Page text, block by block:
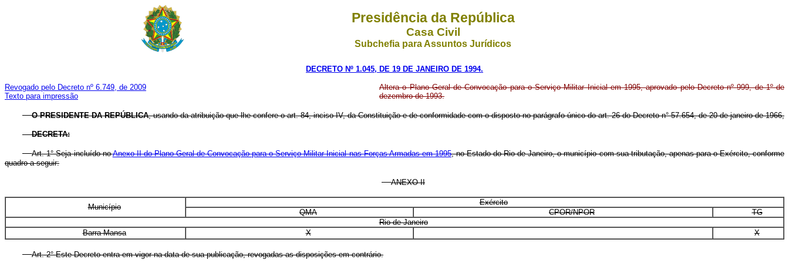
Presidência da República
Casa Civil
Subchefia para Assuntos Jurídicos
DECRETO Nº 1.045, DE 19 DE JANEIRO DE 1994.
Revogado pelo Decreto nº 6.749, de 2009
Texto para impressão
Altera o Plano Geral de Convocação para o Serviço Militar Inicial em 1995, aprovado pelo Decreto nº 999, de 1º de
dezembro de 1993.
O PRESIDENTE DA REPÚBLICA, usando da atribuição que lhe confere o art. 84, inciso IV, da Constituição e de conformidade com o disposto no parágrafo único do art. 26 do Decreto n° 57.654, de 20 de janeiro de 1966,
DECRETA:
Art. 1° Seja incluído noAnexo II do Plano Geral de Convocação para o Serviço Militar Inicial nas Forças Armadas em 1995, no Estado do Rio de Janeiro, o município com sua tributação, apenas para o Exército, conforme
quadro a seguir:
ANEXO II
Município
Exército
QMA
CPOR/NPOR
TG
Rio de Janeiro
Barra Mansa
X X
Art. 2° Este Decreto entra em vigor na data de sua publicação, revogadas as disposições em contrário.